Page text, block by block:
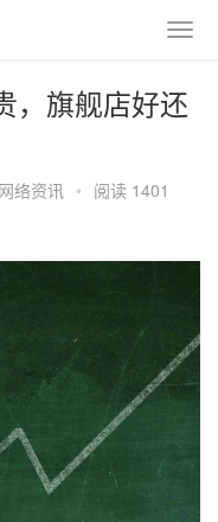
，旗舰店好还
网络资讯 • 阅读 1401